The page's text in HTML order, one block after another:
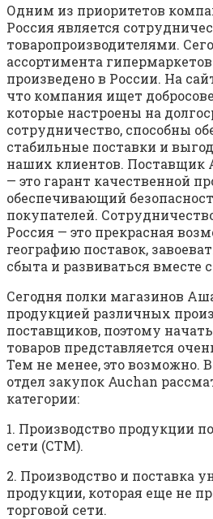
Одним из приоритетов
Россия является
товаропроизводителями.
ассортимента
произведено в России. На
что компания ищет
которые настроены на
сотрудничество, способны
стабильные поставки и
наших клиентов.
— это гарант качественной
обеспечивающий
покупателей.
Россия — это прекрасная
географию поставок,
сбыта и развиваться вместе
Сегодня полки магазинов
продукцией различных
поставщиков, поэтому
товаров представляется
Тем не менее, это возможно.
отдел закупок Auchan
категории:
1. Производство продукции
сети (СТМ).
2. Производство и поставка
продукции, которая еще не
торговой сети.